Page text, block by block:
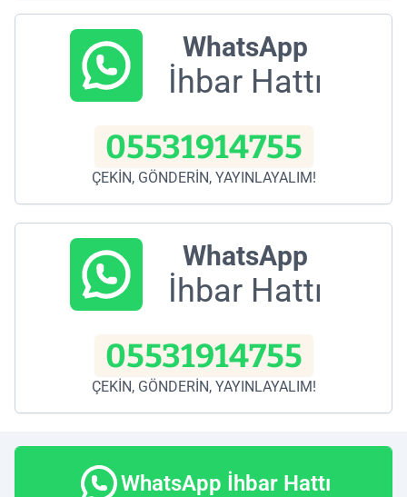
WhatsApp
İhbar Hattı
05531914755
ÇEKİN, GÖNDERİN, YAYINLAYALIM!
WhatsApp
İhbar Hattı
05531914755
ÇEKİN, GÖNDERİN, YAYINLAYALIM!
WhatsApp İhbar Hattı